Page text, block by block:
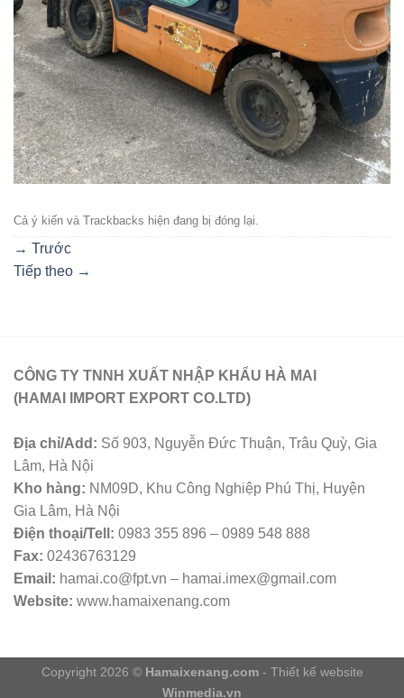
Cả ý kiến ​​và Trackbacks hiện đang bị đóng lại.
→ Trước
Tiếp theo →
CÔNG TY TNNH XUẤT NHẬP KHẨU HÀ MAI
(HAMAI IMPORT EXPORT CO.LTD)
Địa chỉ/Add: Số 903, Nguyễn Đức Thuận, Trâu Quỳ, Gia
Lâm, Hà Nội
Kho hàng: NM09D, Khu Công Nghiệp Phú Thị, Huyện
Gia Lâm, Hà Nội
Điện thoại/Tell: 0983 355 896 – 0989 548 888
Fax: 02436763129
Email: hamai.co@fpt.vn – hamai.imex@gmail.com
Website: www.hamaixenang.com
Copyright 2026 © Hamaixenang.com- Thiết kế website
Winmedia.vn